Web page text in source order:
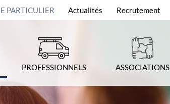
PARTICULIER Actualités Recrutement
PROFESSIONNELS ASSOCIATIONS